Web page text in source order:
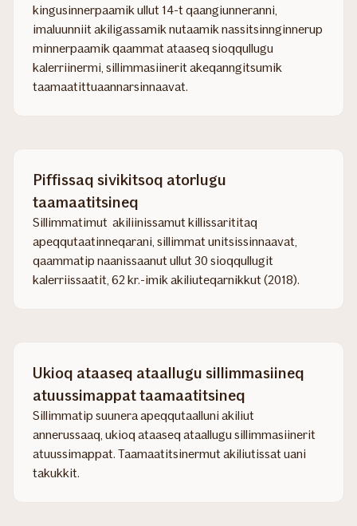
kingusinnerpaamik ullut 14-t qaangiunneranni,
imaluunniit akiligassamik nutaamik nassitsinnginnerup
minnerpaamik qaammat ataaseq sioqqullugu
kalerriinermi, sillimmasiinerit akeqanngitsumik
taamaatittuaannarsinnaavat.
Piffissaq sivikitsoq atorlugu
taamaatitsineq
Sillimmatimut akiliinissamut killissarititaq
apeqqutaatinneqarani, sillimmat unitsissinnaavat,
qaammatip naanissaanut ullut 30 sioqqullugit
kalerriissaatit, 62 kr.-imik akiliuteqarnikkut (2018).
Ukioq ataaseq ataallugu sillimmasiineq
atuussimappat taamaatitsineq
Sillimmatip suunera apeqqutaalluni akiliut
annerussaaq, ukioq ataaseq ataallugu sillimmasiinerit
atuussimappat. Taamaatitsinermut akiliutissat uani
takukkit.